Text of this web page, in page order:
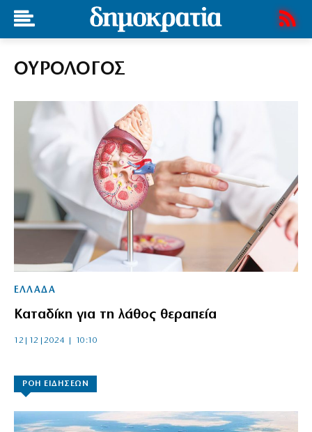
ΟΥΡΟΛΟΓΟΣ
ΕΛΛΑΔΑ
Καταδίκη για τη λάθος θεραπεία
12|12|2024 | 10:10
ΡΟΗ ΕΙΔΗΣΕΩΝ